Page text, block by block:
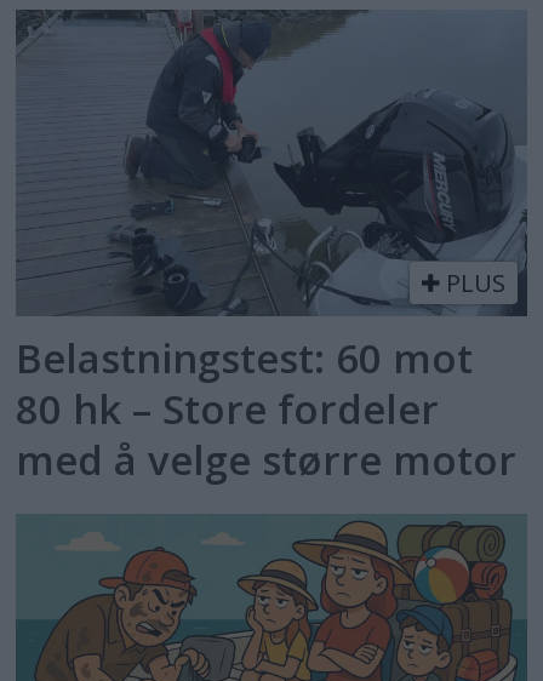
PLUS
Belastningstest: 60 mot
80 hk – Store fordeler
med å velge større motor